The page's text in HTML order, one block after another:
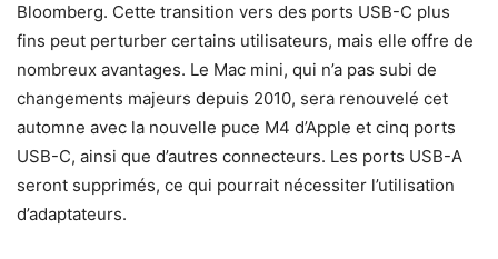
Bloomberg. Cette transition vers des ports USB-C plus
fins peut perturber certains utilisateurs, mais elle offre de
nombreux avantages. Le Mac mini, qui n’a pas subi de
changements majeurs depuis 2010, sera renouvelé cet
automne avec la nouvelle puce M4 d’Apple et cinq ports
USB-C, ainsi que d’autres connecteurs. Les ports USB-A
seront supprimés, ce qui pourrait nécessiter l’utilisation
d’adaptateurs.